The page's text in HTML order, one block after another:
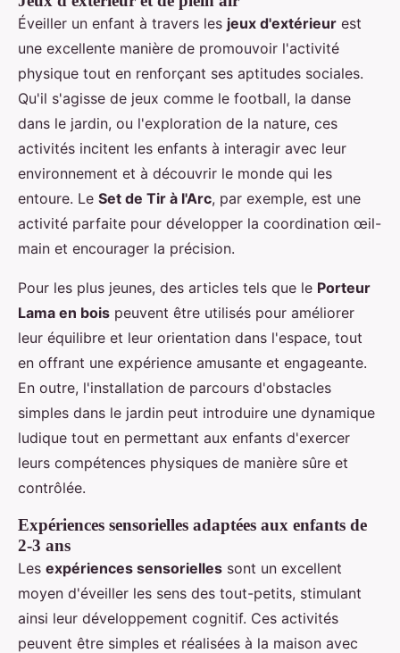
Éveiller un enfant à travers les jeux d'extérieur est
une excellente manière de promouvoir l'activité
physique tout en renforçant ses aptitudes sociales.
Qu'il s'agisse de jeux comme le football, la danse
dans le jardin, ou l'exploration de la nature, ces
activités incitent les enfants à interagir avec leur
environnement et à découvrir le monde qui les
entoure. Le Set de Tir à l'Arc, par exemple, est une
activité parfaite pour développer la coordination œil-
main et encourager la précision.
Pour les plus jeunes, des articles tels que le Porteur
Lama en bois peuvent être utilisés pour améliorer
leur équilibre et leur orientation dans l'espace, tout
en offrant une expérience amusante et engageante.
En outre, l'installation de parcours d'obstacles
simples dans le jardin peut introduire une dynamique
ludique tout en permettant aux enfants d'exercer
leurs compétences physiques de manière sûre et
contrôlée.
Expériences sensorielles adaptées aux enfants de
2-3 ans
Les expériences sensorielles sont un excellent
moyen d'éveiller les sens des tout-petits, stimulant
ainsi leur développement cognitif. Ces activités
peuvent être simples et réalisées à la maison avec